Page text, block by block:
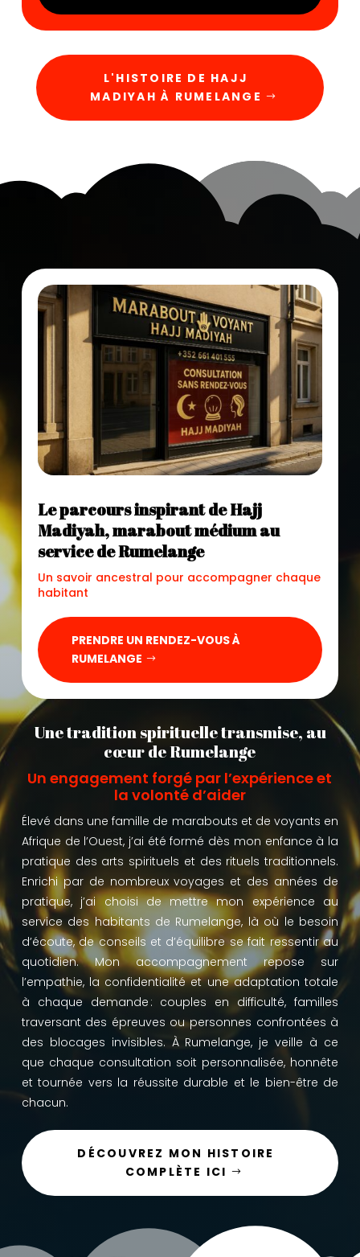
L'HISTOIRE DE HAJJ
MADIYAH À RUMELANGE
Le parcours inspirant de Hajj
Madiyah, marabout médium au
service de Rumelange
Un savoir ancestral pour accompagner chaque
habitant
PRENDRE UN RENDEZ-VOUS À
RUMELANGE
Une tradition spirituelle transmise, au
cœur de Rumelange
Un engagement forgé par l’expérience et
la volonté d’aider
Élevé dans une famille de marabouts et de voyants en
Afrique de l’Ouest, j’ai été formé dès mon enfance à la
pratique des arts spirituels et des rituels traditionnels.
Enrichi par de nombreux voyages et des années de
pratique, j’ai choisi de mettre mon expérience au
service des habitants de Rumelange, là où le besoin
d’écoute, de conseils et d’équilibre se fait ressentir au
quotidien. Mon accompagnement repose sur
l’empathie, la confidentialité et une adaptation totale
à chaque demande : couples en difficulté, familles
traversant des épreuves ou personnes confrontées à
des blocages invisibles. À Rumelange, je veille à ce
que chaque consultation soit personnalisée, honnête
et tournée vers la réussite durable et le bien-être de
chacun.
DÉCOUVREZ MON HISTOIRE
COMPLÈTE ICI